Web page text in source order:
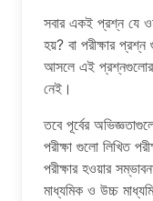
সবার একই প্রশ্ন যে
হয়? বা পরীক্ষার
আসলে এই প্রশ্নগুলোর
নেই।
তবে পূর্বের
পরীক্ষা গুলো লিখিত
পরীক্ষার হওয়ার
মাধ্যমিক ও উচ্চ